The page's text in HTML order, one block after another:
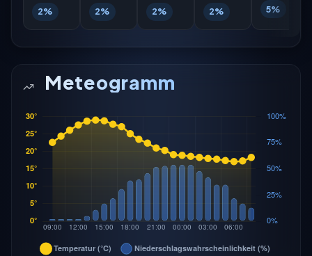
2% 2% 2% 2% 5%
Meteogramm